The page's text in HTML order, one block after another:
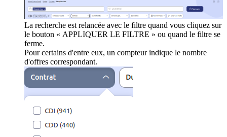
La recherche est relancée avec le filtre quand vous cliquez sur
le bouton « APPLIQUER LE FILTRE » ou quand le filtre se
ferme.
Pour certains d'entre eux, un compteur indique le nombre
d'offres correspondant.